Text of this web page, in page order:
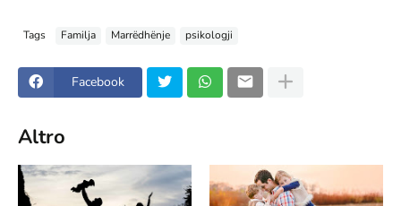
Tags Familja Marrëdhënje psikologji
Facebook
Altro